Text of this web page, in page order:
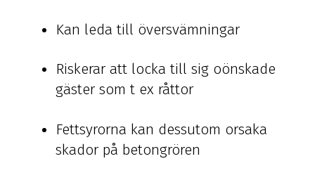
Kan leda till översvämningar
Riskerar att locka till sig oönskade
gäster som t ex råttor
Fettsyrorna kan dessutom orsaka
skador på betongrören